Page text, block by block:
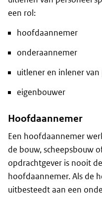
een rol:
hoofdaannemer
onderaannemer
uitlener en inlener van
eigenbouwer
Hoofdaannemer
Een hoofdaannemer
de bouw, scheepsbouw
opdrachtgever is nooit
hoofdaannemer. Als de
uitbesteedt aan een